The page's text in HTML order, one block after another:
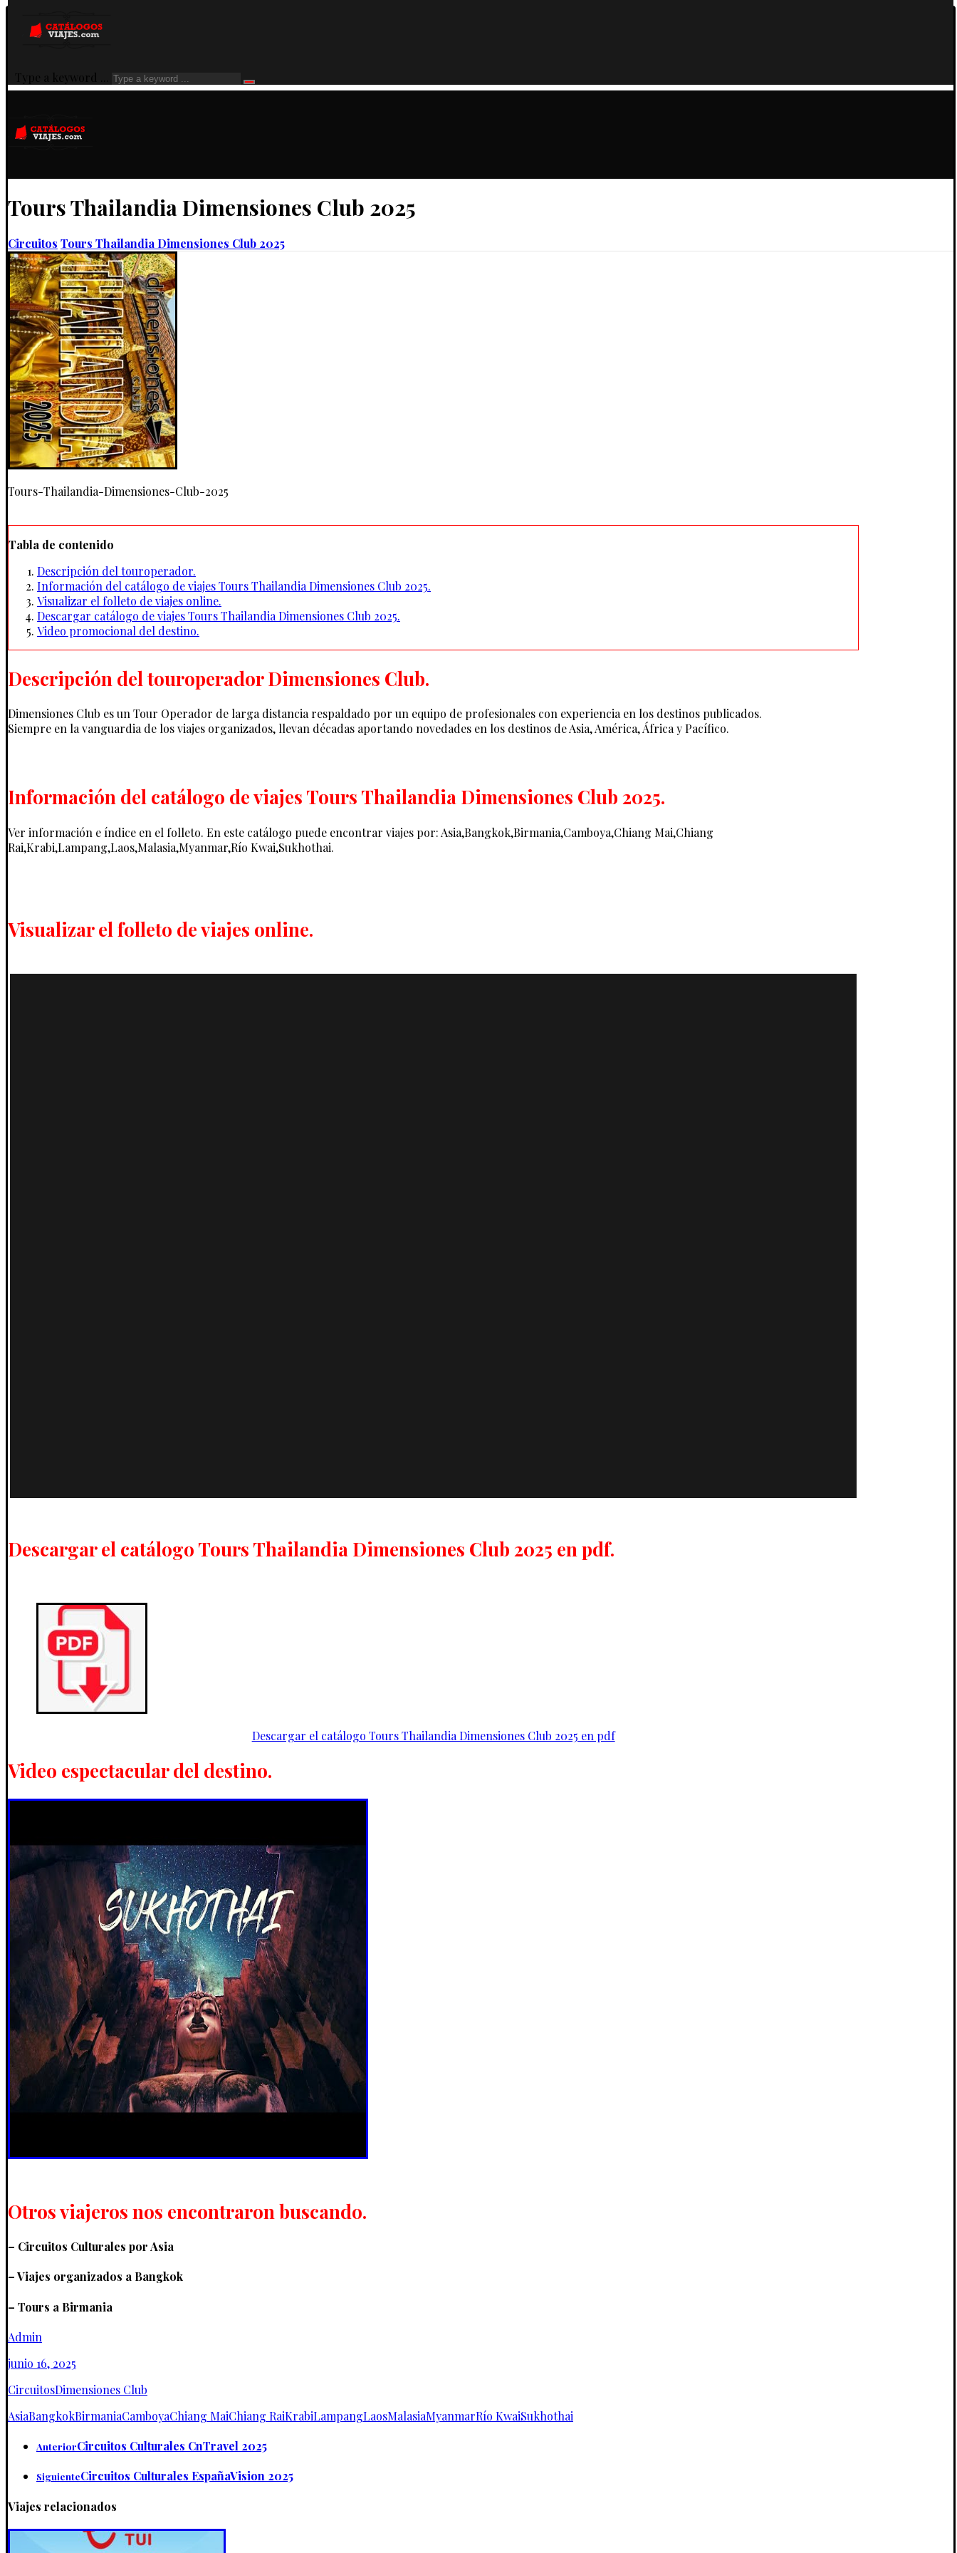
Type a keyword ...
Tours Thailandia Dimensiones Club 2025
Circuitos Tours Thailandia Dimensiones Club 2025
Tours-Thailandia-Dimensiones-Club-2025
Tabla de contenido
Descripción del touroperador.
Información del catálogo de viajes Tours Thailandia Dimensiones Club 2025.
Visualizar el folleto de viajes online.
Descargar catálogo de viajes Tours Thailandia Dimensiones Club 2025.
Video promocional del destino.
Descripción del touroperador Dimensiones Club.
Dimensiones Club es un Tour Operador de larga distancia respaldado por un equipo de profesionales con experiencia en los destinos publicados.
Siempre en la vanguardia de los viajes organizados, llevan décadas aportando novedades en los destinos de Asia, América, África y Pacífico.
Información del catálogo de viajes Tours Thailandia Dimensiones Club 2025.
Ver información e índice en el folleto. En este catálogo puede encontrar viajes por: Asia,Bangkok,Birmania,Camboya,Chiang Mai,Chiang
Rai,Krabi,Lampang,Laos,Malasia,Myanmar,Río Kwai,Sukhothai.
Visualizar el folleto de viajes online.
Descargar el catálogo Tours Thailandia Dimensiones Club 2025 en pdf.
Descargar el catálogo Tours Thailandia Dimensiones Club 2025 en pdf
Video espectacular del destino.
Otros viajeros nos encontraron buscando.
– Circuitos Culturales por Asia
– Viajes organizados a Bangkok
– Tours a Birmania
Admin
junio 16, 2025
CircuitosDimensiones Club
AsiaBangkokBirmaniaCamboyaChiang MaiChiang RaiKrabiLampangLaosMalasiaMyanmarRío KwaiSukhothai
AnteriorCircuitos Culturales CnTravel 2025
SiguienteCircuitos Culturales EspañaVision 2025
Viajes relacionados